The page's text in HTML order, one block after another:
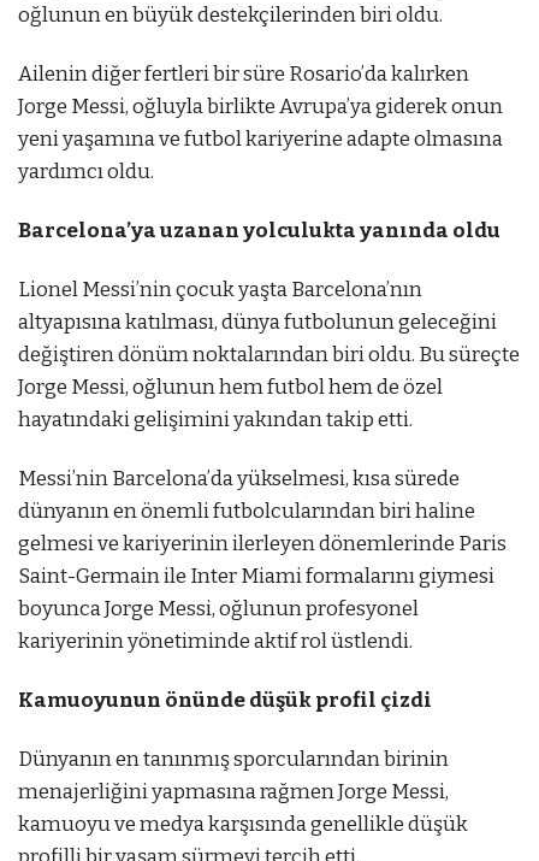
oğlunun en büyük destekçilerinden biri oldu.
Ailenin diğer fertleri bir süre Rosario’da kalırken
Jorge Messi, oğluyla birlikte Avrupa’ya giderek onun
yeni yaşamına ve futbol kariyerine adapte olmasına
yardımcı oldu.
Barcelona’ya uzanan yolculukta yanında oldu
Lionel Messi’nin çocuk yaşta Barcelona’nın
altyapısına katılması, dünya futbolunun geleceğini
değiştiren dönüm noktalarından biri oldu. Bu süreçte
Jorge Messi, oğlunun hem futbol hem de özel
hayatındaki gelişimini yakından takip etti.
Messi’nin Barcelona’da yükselmesi, kısa sürede
dünyanın en önemli futbolcularından biri haline
gelmesi ve kariyerinin ilerleyen dönemlerinde Paris
Saint-Germain ile Inter Miami formalarını giymesi
boyunca Jorge Messi, oğlunun profesyonel
kariyerinin yönetiminde aktif rol üstlendi.
Kamuoyunun önünde düşük profil çizdi
Dünyanın en tanınmış sporcularından birinin
menajerliğini yapmasına rağmen Jorge Messi,
kamuoyu ve medya karşısında genellikle düşük